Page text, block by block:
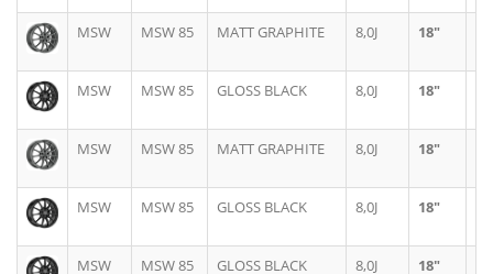
MSW MSW 85 MATT GRAPHITE 8,0J 18"
MSW MSW 85 GLOSS BLACK 8,0J 18"
MSW MSW 85 MATT GRAPHITE 8,0J 18"
MSW MSW 85 GLOSS BLACK 8,0J 18"
MSW MSW 85 GLOSS BLACK 8,0J 18"